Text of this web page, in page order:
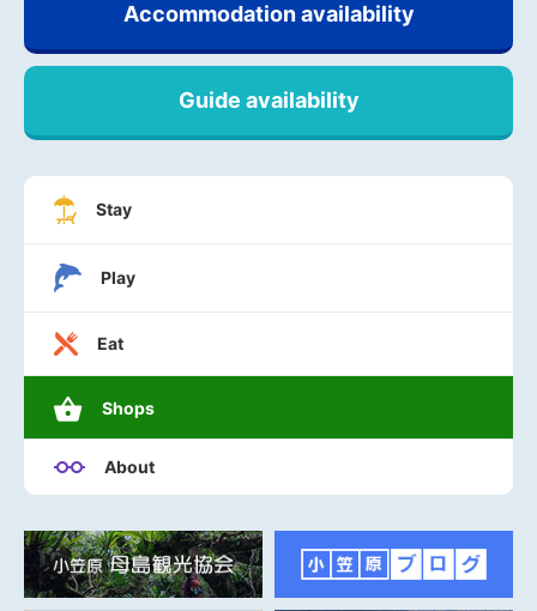
Accommodation availability
Guide availability
Stay
Play
Eat
Shops
About